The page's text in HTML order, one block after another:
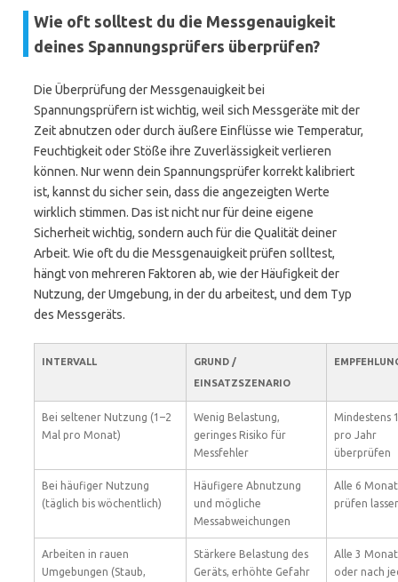
Wie oft solltest du die Messgenauigkeit
deines Spannungsprüfers überprüfen?
Die Überprüfung der Messgenauigkeit bei
Spannungsprüfern ist wichtig, weil sich Messgeräte mit der
Zeit abnutzen oder durch äußere Einflüsse wie Temperatur,
Feuchtigkeit oder Stöße ihre Zuverlässigkeit verlieren
können. Nur wenn dein Spannungsprüfer korrekt kalibriert
ist, kannst du sicher sein, dass die angezeigten Werte
wirklich stimmen. Das ist nicht nur für deine eigene
Sicherheit wichtig, sondern auch für die Qualität deiner
Arbeit. Wie oft du die Messgenauigkeit prüfen solltest,
hängt von mehreren Faktoren ab, wie der Häufigkeit der
Nutzung, der Umgebung, in der du arbeitest, und dem Typ
des Messgeräts.
INTERVALL
GRUND /
EINSATZSZENARIO
Bei seltener Nutzung (1–2
Mal pro Monat)
Wenig Belastung,
geringes Risiko für
Messfehler
Mindestens
pro Jahr
überprüfen
Bei häufiger Nutzung
(täglich bis wöchentlich)
Häufigere Abnutzung
und mögliche
Messabweichungen
Alle 6
prüfen
Arbeiten in rauen
Umgebungen (Staub,
Stärkere Belastung des
Geräts, erhöhte Gefahr
Alle 3
oder nach